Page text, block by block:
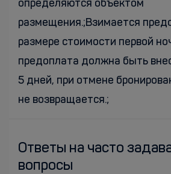
определяются объектом
размещения.;Взимается
размере стоимости первой
предоплата должна быть
5 дней, при отмене
не возвращается.;
Ответы на часто
вопросы